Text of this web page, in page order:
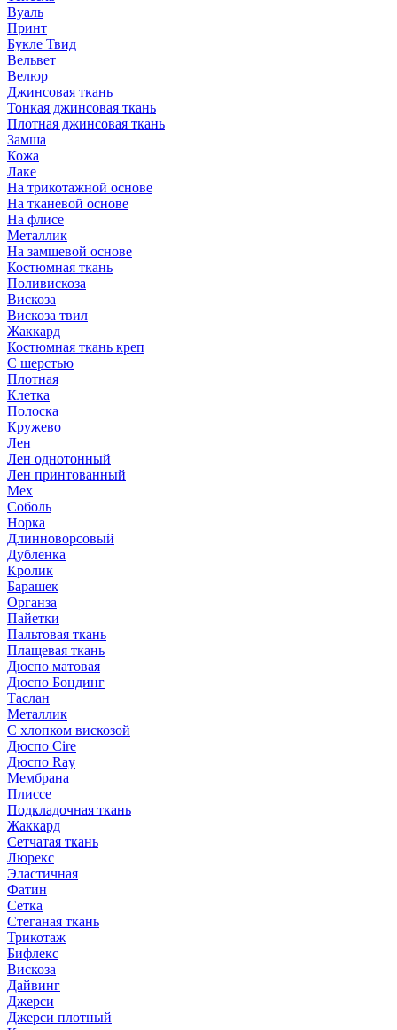
Вуаль
Принт
Букле Твид
Вельвет
Велюр
Джинсовая ткань
Тонкая джинсовая ткань
Плотная джинсовая ткань
Замша
Кожа
Лаке
На трикотажной основе
На тканевой основе
На флисе
Металлик
На замшевой основе
Костюмная ткань
Поливискоза
Вискоза
Вискоза твил
Жаккард
Костюмная ткань креп
С шерстью
Плотная
Клетка
Полоска
Кружево
Лен
Лен однотонный
Лен принтованный
Мех
Соболь
Норка
Длинноворсовый
Дубленка
Кролик
Барашек
Органза
Пайетки
Пальтовая ткань
Плащевая ткань
Дюспо матовая
Дюспо Бондинг
Таслан
Металлик
С хлопком вискозой
Дюспо Cire
Дюспо Ray
Мембрана
Плиссе
Подкладочная ткань
Жаккард
Сетчатая ткань
Люрекс
Эластичная
Фатин
Сетка
Стеганая ткань
Трикотаж
Бифлекс
Вискоза
Дайвинг
Джерси
Джерси плотный